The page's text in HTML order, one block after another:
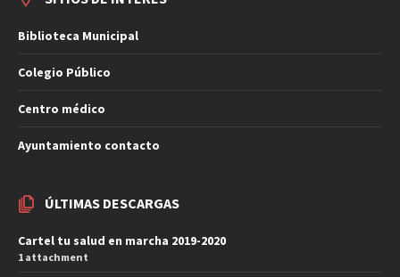
Biblioteca Municipal
Colegio Público
Centro médico
Ayuntamiento contacto
ÚLTIMAS DESCARGAS
Cartel tu salud en marcha 2019-2020
1 attachment